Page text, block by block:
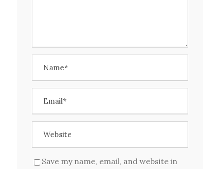
Save my name, email, and website in